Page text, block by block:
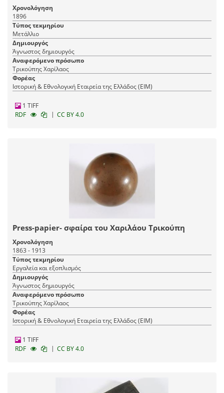
Χρονολόγηση
1896
Τύπος τεκμηρίου
Μετάλλιο
Δημιουργός
Άγνωστος δημιουργός
Αναφερόμενο πρόσωπο
Τρικούπης Χαρίλαος
Φορέας
Ιστορική & Εθνολογική Εταιρεία της Ελλάδος (EIM)
1 TIFF
RDF
| CC BY 4.0
Press-papier- σφαίρα του Χαριλάου Τρικούπη
Χρονολόγηση
1863 - 1913
Τύπος τεκμηρίου
Εργαλεία και εξοπλισμός
Δημιουργός
Άγνωστος δημιουργός
Αναφερόμενο πρόσωπο
Τρικούπης Χαρίλαος
Φορέας
Ιστορική & Εθνολογική Εταιρεία της Ελλάδος (EIM)
1 TIFF
RDF
| CC BY 4.0